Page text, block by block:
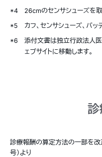
*4
26cmのセンサシューズを
*5
カフ、センサシューズ、バッ
*6
添付文書は独立行政法人
ェブサイトに移動します。
診
診療報酬の算定方法の一部を改
号）より